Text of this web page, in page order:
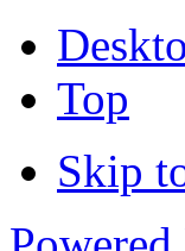
Top
Skip